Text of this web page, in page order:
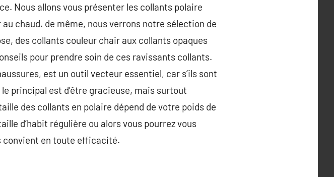
Nous allons vous présenter les collants polaire
chaud. de même, nous verrons notre sélection de
des collants couleur chair aux collants opaques
pour prendre soin de ces ravissants collants.
est un outil vecteur essentiel, car s’ils sont
principal est d’être gracieuse, mais surtout
des collants en polaire dépend de votre poids de
d’habit régulière ou alors vous pourrez vous
convient en toute efficacité.